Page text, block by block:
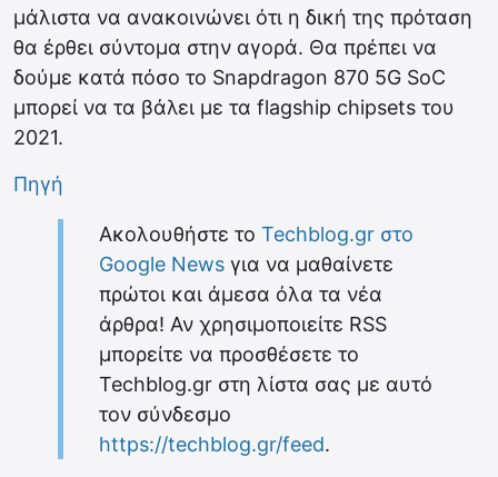
μάλιστα να ανακοινώνει ότι η δική της πρόταση
θα έρθει σύντομα στην αγορά. Θα πρέπει να
δούμε κατά πόσο το Snapdragon 870 5G SoC
μπορεί να τα βάλει με τα flagship chipsets του
2021.
Πηγή
Ακολουθήστε το Techblog.gr στο
Google News για να μαθαίνετε
πρώτοι και άμεσα όλα τα νέα
άρθρα! Αν χρησιμοποιείτε RSS
μπορείτε να προσθέσετε το
Techblog.gr στη λίστα σας με αυτό
τον σύνδεσμο
https://techblog.gr/feed.